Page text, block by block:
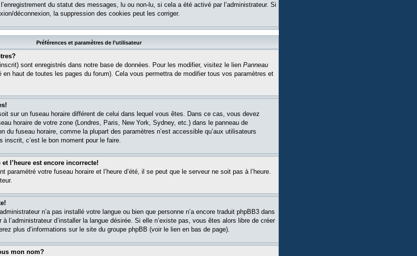
du statut des messages, lu ou non-lu, si cela a été activé par l’administrateur. Si
déconnexion, la suppression des cookies peut les corriger.
Préférences et paramètres de l’utilisateur
sont enregistrés dans notre base de données. Pour les modifier, visitez le lien Panneau
haut de toutes les pages du forum). Cela vous permettra de modifier tous vos paramètres et
sur un fuseau horaire différent de celui dans lequel vous êtes. Dans ce cas, vous devez
horaire de votre zone (Londres, Paris, New York, Sydney, etc.) dans le panneau de
du fuseau horaire, comme la plupart des paramètres n’est accessible qu’aux utilisateurs
inscrit, c’est le bon moment pour le faire.
l’heure est encore incorrecte!
paramétré votre fuseau horaire et l’heure d’été, il se peut que le serveur ne soit pas à l’heure.
n’a pas installé votre langue ou bien que personne n’a encore traduit phpBB3 dans
l’administrateur d’installer la langue désirée. Si elle n’existe pas, vous êtes alors libre de créer
plus d’informations sur le site du groupe phpBB (voir le lien en bas de page).
mon nom?